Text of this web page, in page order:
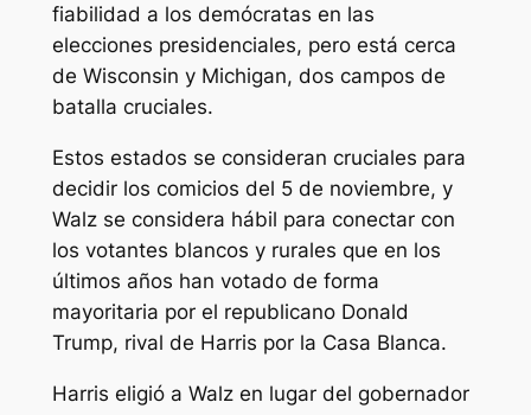
fiabilidad a los demócratas en las
elecciones presidenciales, pero está cerca
de Wisconsin y Michigan, dos campos de
batalla cruciales.
Estos estados se consideran cruciales para
decidir los comicios del 5 de noviembre, y
Walz se considera hábil para conectar con
los votantes blancos y rurales que en los
últimos años han votado de forma
mayoritaria por el republicano Donald
Trump, rival de Harris por la Casa Blanca.
Harris eligió a Walz en lugar del gobernador